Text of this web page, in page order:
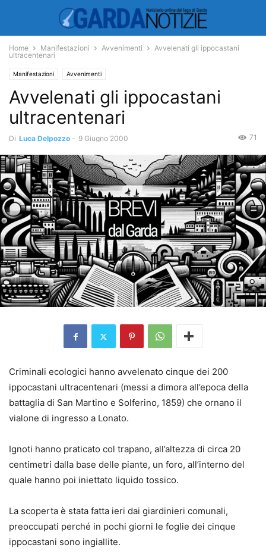
Home Manifestazioni Avvenimenti
Avvelenati gli ippocastani
ultracentenari
Manifestazioni Avvenimenti
Avvelenati gli ippocastani
ultracentenari
Di Luca Delpozzo - 9 Giugno 2000 71
Criminali ecologici hanno avvelenato cinque dei 200
ippocastani ultracentenari (messi a dimora all’epoca della
battaglia di San Martino e Solferino, 1859) che ornano il
vialone di ingresso a Lonato.
Ignoti hanno praticato col trapano, all’altezza di circa 20
centimetri dalla base delle piante, un foro, all’interno del
quale hanno poi iniettato liquido tossico.
La scoperta è stata fatta ieri dai giardinieri comunali,
preoccupati perché in pochi giorni le foglie dei cinque
ippocastani sono ingiallite.